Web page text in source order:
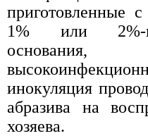
приготовленные
1% или 2%-
инокуляция
абразива на
хозяева.